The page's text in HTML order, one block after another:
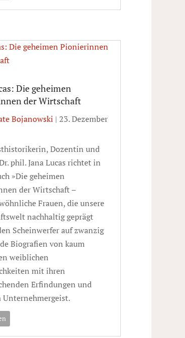
Die geheimen
der Wirtschaft
Bojanowski | 23. Dezember
Dozentin und
phil. Jana Lucas richtet in
»Die geheimen
der Wirtschaft –
Frauen, die unsere
nachhaltig geprägt
Scheinwerfer auf zwanzig
Biografien von kaum
weiblichen
mit ihren
Erfindungen und
Unternehmergeist.